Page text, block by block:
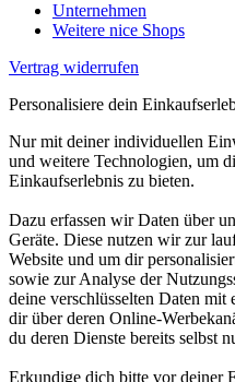
Unternehmen
Weitere nice Shops
Vertrag widerrufen
Personalisiere dein
Nur mit deiner individuellen
und weitere Technologien, um
Einkaufserlebnis zu bieten.
Dazu erfassen wir Daten über
Geräte. Diese nutzen wir zur
Website und um dir
sowie zur Analyse der
deine verschlüsselten Daten
dir über deren Online-
du deren Dienste bereits selbst
Erkundige dich bitte vor deiner